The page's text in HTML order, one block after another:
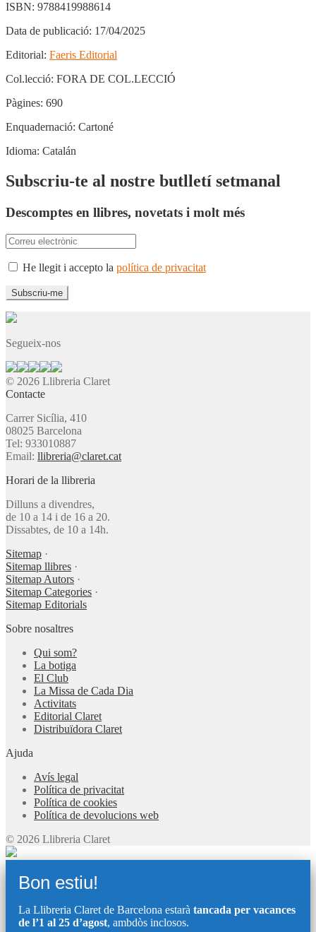
ISBN: 9788419988614
Data de publicació: 17/04/2025
Editorial: Faeris Editorial
Col.lecció: FORA DE COL.LECCIÓ
Pàgines: 690
Enquadernació: Cartoné
Idioma: Catalán
Subscriu-te al nostre butlletí setmanal
Descomptes en llibres, novetats i molt més
He llegit i accepto la política de privacitat
Segueix-nos
© 2026 Llibreria Claret
Contacte
Carrer Sicília, 410
08025 Barcelona
Tel: 933010887
Email: llibreria@claret.cat
Horari de la llibreria
Dilluns a divendres,
de 10 a 14 i de 16 a 20.
Dissabtes, de 10 a 14h.
Sitemap ·
Sitemap llibres ·
Sitemap Autors ·
Sitemap Categories ·
Sitemap Editorials
Sobre nosaltres
Qui som?
La botiga
El Club
La Missa de Cada Dia
Activitats
Editorial Claret
Distribuïdora Claret
Ajuda
Avís legal
Política de privacitat
Política de cookies
Política de devolucions web
© 2026 Llibreria Claret
Bon estiu!
La Llibreria Claret de Barcelona estarà tancada per vacances
de l’1 al 25 d’agost, ambdòs inclosos.